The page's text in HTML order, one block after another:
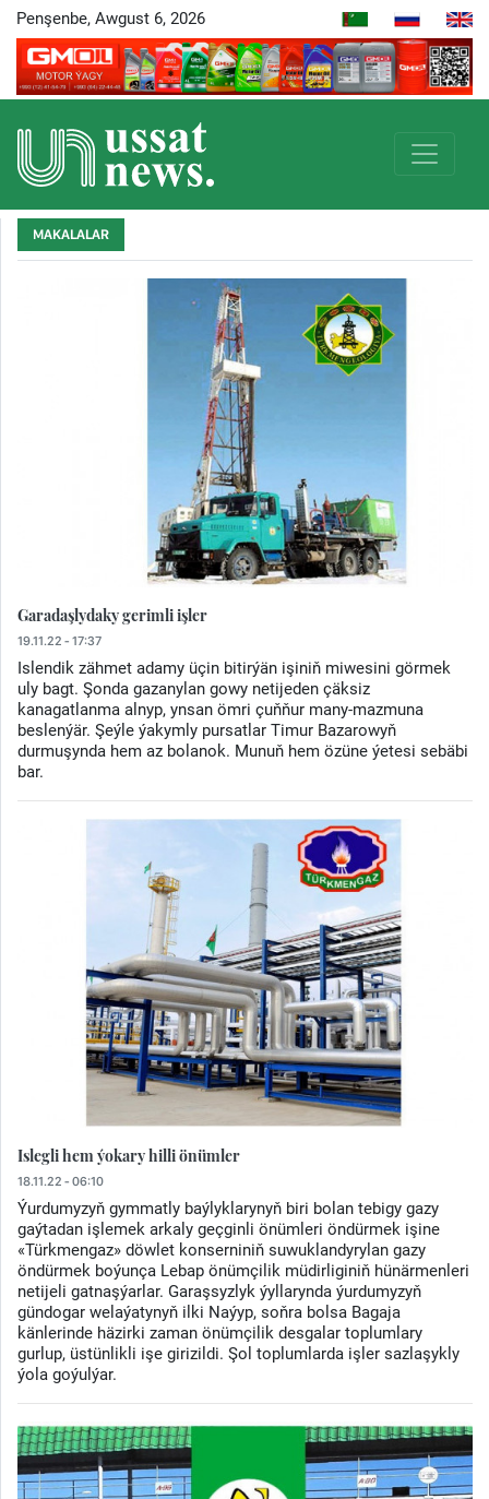
Penşenbe, Awgust 6, 2026
MAKALALAR
Garadaşlydaky gerimli işler
19.11.22 - 17:37
Islendik zähmet adamy üçin bitirýän işiniň miwesini görmek
uly bagt. Şonda gazanylan gowy netijeden çäksiz
kanagatlanma alnyp, ynsan ömri çuňňur many-mazmuna
beslenýär. Şeýle ýakymly pursatlar Timur Bazarowyň
durmuşynda hem az bolanok. Munuň hem özüne ýetesi sebäbi
bar.
Islegli hem ýokary hilli önümler
18.11.22 - 06:10
Ýurdumyzyň gymmatly baýlyklarynyň biri bolan tebigy gazy
gaýtadan işlemek arkaly geçginli önümleri öndürmek işine
«Türkmengaz» döwlet konserniniň suwuklandyrylan gazy
öndürmek boýunça Lebap önümçilik müdirliginiň hünärmenleri
netijeli gatnaşýarlar. Garaşsyzlyk ýyllarynda ýurdumyzyň
gündogar welaýatynyň ilki Naýyp, soňra bolsa Bagaja
känlerinde häzirki zaman önümçilik desgalar toplumlary
gurlup, üstünlikli işe girizildi. Şol toplumlarda işler sazlaşykly
ýola goýulýar.